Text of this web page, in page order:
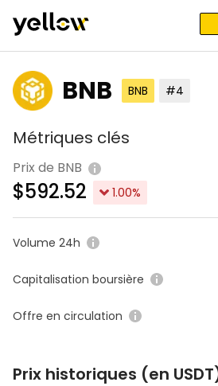
BNB BNB #4
Métriques clés
Prix de BNB
$592.52 1.00%
Volume 24h
Capitalisation boursière
Offre en circulation
Prix historiques (en